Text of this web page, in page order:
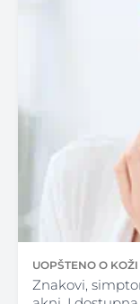
UOPŠTENO O
Znakovi,